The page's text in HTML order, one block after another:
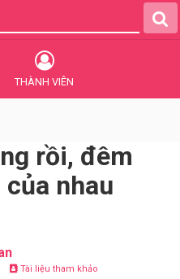
THÀNH VIÊN
rồi, đêm
nhau
Tài liệu tham khảo